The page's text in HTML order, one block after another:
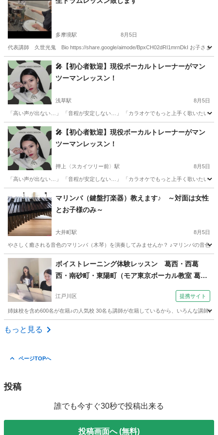
多摩境駅 8月5日
代表講師 久世光鬼 Bio https://share.google/aimode/BpxCH02dRI1mrnDkI お子さま
東京 八王子市 多摩境駅 ドラム 夏休み
🎤【初心者歓迎】現役ボーカルトレーナーがマン
ツーマンレッスン！
浅草駅 8月5日
「高い声が出ない…」 「音程が安定しない…」 「カラオケでもっと上手く歌いたい
東京 台東区 浅草駅 ボーカル レッスン
🎤【初心者歓迎】現役ボーカルトレーナーがマン
ツーマンレッスン！
押上〈スカイツリー前〉駅 8月5日
「高い声が出ない…」 「音程が安定しない…」 「カラオケでもっと上手く歌いたい
墨田区 押上〈スカイツリー前〉駅 ボーカル レッスン
マリンバ（鍵盤打楽器）教えます♪ ～対面は女性
とお子様のみ～
大井町駅 8月5日
やさしく癒される音色のマリンバ（木琴）を演奏してみませんか？ ♪マリンバの音色
東京 品川区 大井町駅 マリンバ
ボイストレーニング体験レッスン 葛西・西葛
西・南砂町・東陽町（モア東京ボーカル教室 葛西
江戸川区 提携サイト
姉妹校を含め600名が在籍♪の人気校 30名も講師が在籍しているから、いろんな講師
東京 江戸川区
もっと見る
ページTOPへ
投稿
誰でも今すぐ30秒で投稿出来る
投稿画面へ (無料)